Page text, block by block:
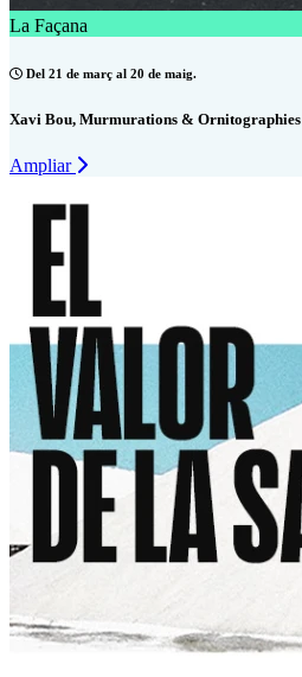
La Façana
Del 21 de març al 20 de maig.
Xavi Bou, Murmurations & Ornitographies
Ampliar